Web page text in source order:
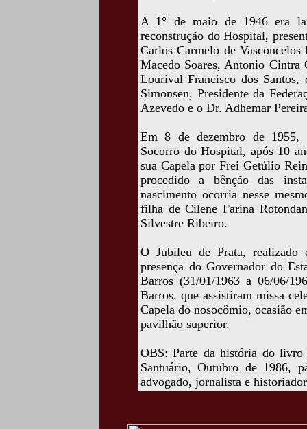
A 1° de maio de 1946 era
reconstrução do Hospital,
Carlos Carmelo de
Macedo Soares, Antonio Cintra
Lourival Francisco dos
Simonsen, Presidente da
Azevedo e o Dr. Adhemar
Em 8 de dezembro de 1955,
Socorro do Hospital, após 10
sua Capela por Frei Getúlio
procedido a bênção das
nascimento ocorria nesse
filha de Cilene Farina
Silvestre Ribeiro.
O Jubileu de Prata,
presença do Governador do
Barros (31/01/1963 a 06/06/
Barros, que assistiram missa
Capela do nosocômio, ocasião
pavilhão superior.
OBS: Parte da história do livro
Santuário, Outubro de 1986,
advogado, jornalista e